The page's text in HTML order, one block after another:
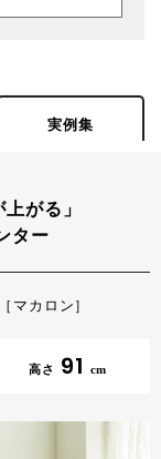
実例集
がる」
ター
マカロン］
高さ 91 cm